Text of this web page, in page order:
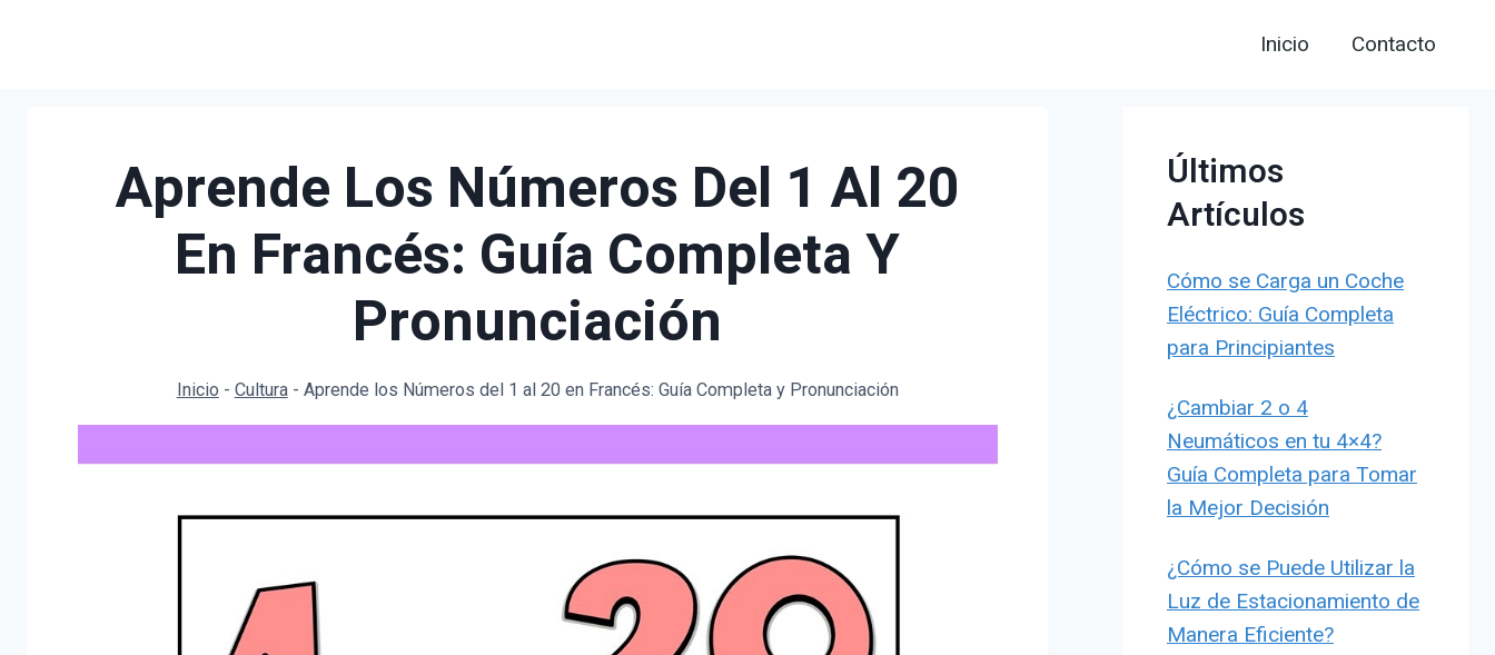
Inicio Contacto
Aprende Los Números Del 1 Al 20
En Francés: Guía Completa Y
Pronunciación
Inicio - Cultura- Aprende los Números del 1 al 20 en Francés: Guía Completa y Pronunciación
Últimos
Artículos
Cómo se Carga un Coche
Eléctrico: Guía Completa
para Principiantes
¿Cambiar 2 o 4
Neumáticos en tu 4×4?
Guía Completa para Tomar
la Mejor Decisión
¿Cómo se Puede Utilizar la
Luz de Estacionamiento de
Manera Eficiente?